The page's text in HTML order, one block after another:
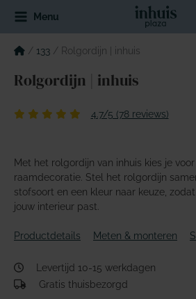
naar
inhoud
Menu
/ 133 / Rolgordijn | inhuis
Rolgordijn | inhuis
4.7/5 (78 reviews)
Met het rolgordijn van inhuis kies je
raamdecoratie. Stel het rolgordijn
stofsoort en een kleur naar keuze,
jouw interieur past.
Productdetails Meten & monteren
Levertijd 10-15 werkdagen
Gratis thuisbezorgd